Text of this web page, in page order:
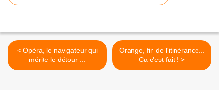
< Opéra, le navigateur qui
mérite le détour ...
Orange, fin de l'itinérance...
Ca c'est fait ! >